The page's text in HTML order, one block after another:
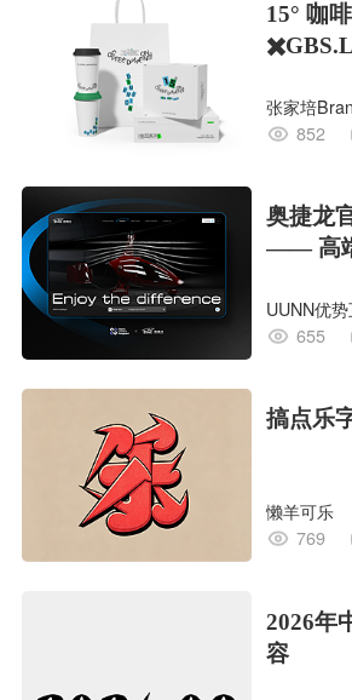
15° 咖
张家培
852
奥捷龙
—— 高
UUNN优
655
搞点乐
懒羊可乐
769
2026年
容